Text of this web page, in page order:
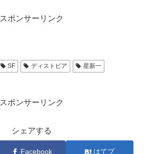
スポンサーリンク
SF ディストピア
星新一
スポンサーリンク
シェアする
Facebook はてブ